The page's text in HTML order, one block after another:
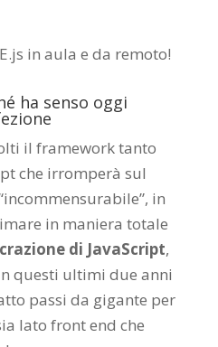
in aula e da remoto!
ha senso oggi
il framework tanto
che irromperà sul
in
in maniera totale
di JavaScript,
questi ultimi due anni
passi da gigante per
lato front end che